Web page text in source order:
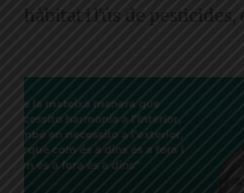
hàbitat i l'ús de